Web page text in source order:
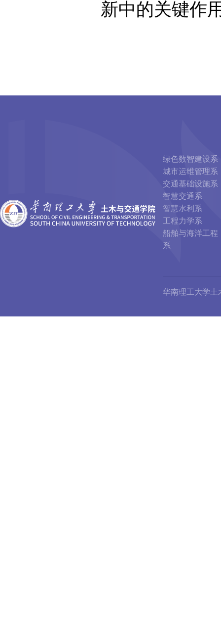
新中的关键作
绿色数智建设系
城市运维管理系
交通基础设施系
智慧交通系
智慧水利系
工程力学系
船舶与海洋工程
系
华南理工大学土